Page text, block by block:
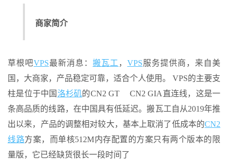
商家简介
草根吧VPS最新消息： 搬瓦工 ， VPS服务提供商，来自美
国，大商家，产品稳定可靠，适合个人使用。 VPS的主要支
柱是位于中国 洛杉矶的CN2 GT CN2 GIA直连线，这是一
条高品质的线路，在中国具有低延迟。搬瓦工自从2019年推
出以来，产品的调整相对较大，基本上取消了低成本的CN2
线路方案，而单核512M内存配置的方案只有两个版本的限
量版，它已经缺货很长一段时间了